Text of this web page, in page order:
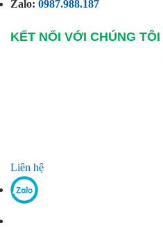
Zalo: 0987.988.187
KẾT NỐI VỚI CHÚNG TÔI
Liên hệ